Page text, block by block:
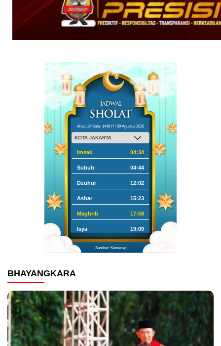
Ahad, 24 Safar 1448 H / 09 Agustus 2026
Imsak 04:34
Subuh 04:44
Dzuhur 12:02
Ashar 15:23
Maghrib 17:58
Isya 19:09
Sumber: Kemenag
BHAYANGKARA